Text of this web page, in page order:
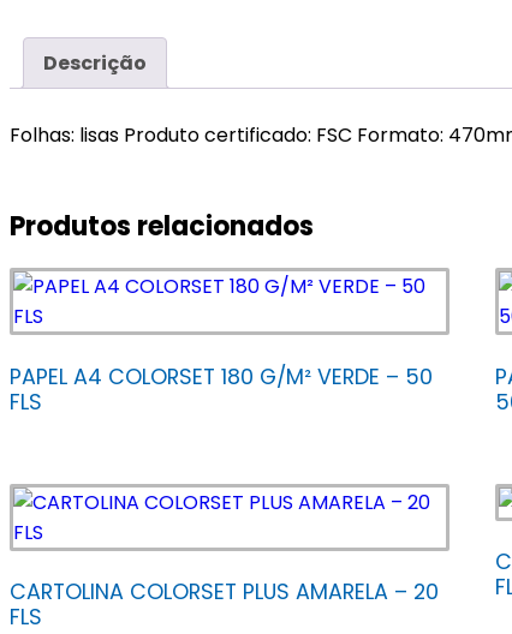
Descrição
Folhas: lisas Produto certificado: FSC Formato:
Produtos relacionados
PAPEL A4 COLORSET 180 G/M² VERDE – 50
FLS
CARTOLINA COLORSET PLUS AMARELA – 20
FLS